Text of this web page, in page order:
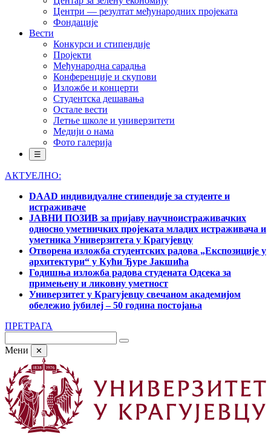
Центри — резултат међународних пројеката
Фондације
Вести
Конкурси и стипендије
Пројекти
Међународна сарадња
Конференције и скупови
Изложбе и концерти
Студентска дешавања
Остале вести
Летње школе и универзитети
Медији о нама
Фото галерија
☰
АКТУЕЛНО:
DAAD индивидуалне стипендије за студенте и
истраживаче
ЈАВНИ ПОЗИВ за пријаву научноистраживачких
односно уметничких пројеката младих истраживача и
уметника Универзитета у Крагујевцу
Отворена изложба студентских радова „Експозиције у
архитектури“ у Кући Ђуре Јакшића
Годишња изложба радова студената Одсека за
примењену и ликовну уметност
Универзитет у Крагујевцу свечаном академијом
обележио јубилеј – 50 година постојања
ПРЕТРАГА
Мени ✕